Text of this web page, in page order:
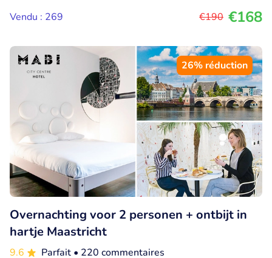
Vendu : 269
€190 €168
26% réduction
Overnachting voor 2 personen + ontbijt in
hartje Maastricht
9.6 Parfait • 220 commentaires